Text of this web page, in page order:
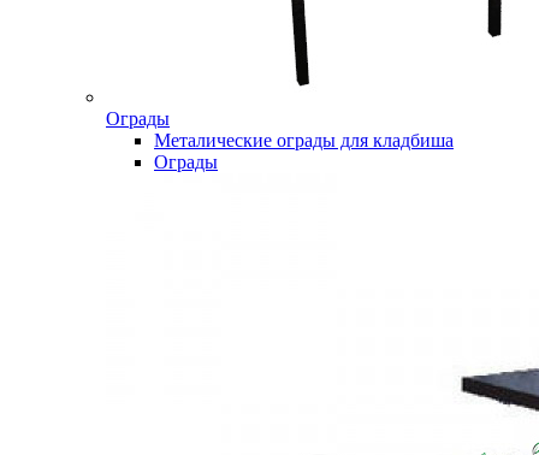
Ограды
Металические ограды для кладбиша
Ограды